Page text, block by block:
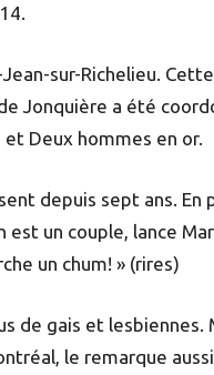
sur-Richelieu.
Jonquière a été
Deux hommes en or.
depuis sept ans.
est un couple, lance
un chum! » (rires)
de gais et
le remarque